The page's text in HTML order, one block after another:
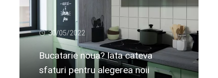
30/05/2022
Bucatarie noua? Iata cateva
sfaturi pentru alegerea noii